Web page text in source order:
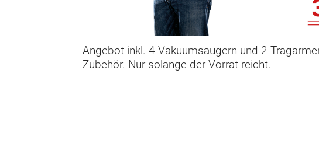
Angebot inkl. 4 Vakuumsaugern und 2
Zubehör. Nur solange der Vorrat reicht.